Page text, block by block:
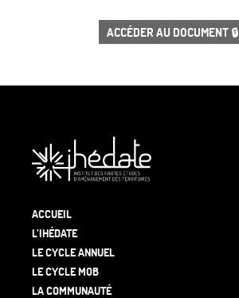
ACCÉDER AU DOCUMENT 🔒
ACCUEIL
L’IHÉDATE
LE CYCLE ANNUEL
LE CYCLE MOB
LA COMMUNAUTÉ